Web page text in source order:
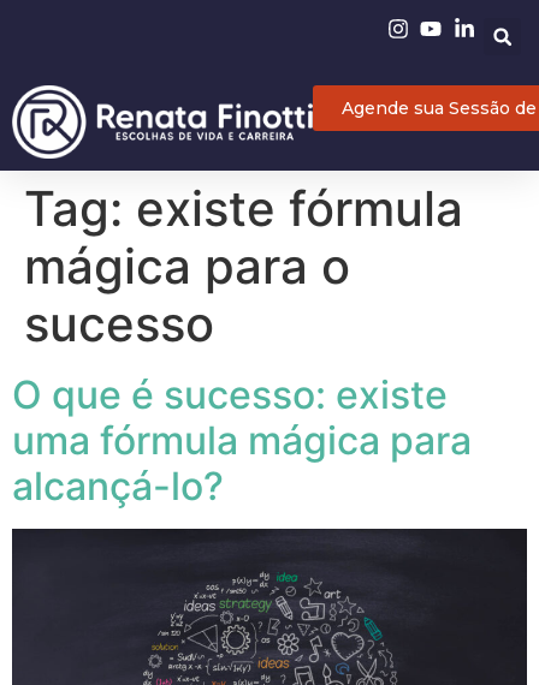
Agende sua Sessão
Tag: existe fórmula
mágica para o
sucesso
O que é sucesso: existe
uma fórmula mágica para
alcançá-lo?